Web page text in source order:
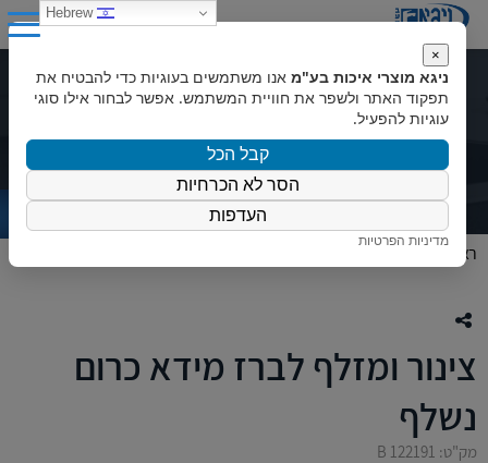
צינור ומזלף לברז מידא כרום נשלף
ראשי
צינור ומזלף לברז מידא כרום
נשלף
מק"ט: B 122191
×
ניגא מוצרי איכות בע"מ אנו משתמשים בעוגיות כדי להבטיח את
תפקוד האתר ולשפר את חוויית המשתמש. אפשר לבחור אילו סוגי
עוגיות להפעיל.
קבל הכל
הסר לא הכרחיות
העדפות
מדיניות הפרטיות
Hebrew